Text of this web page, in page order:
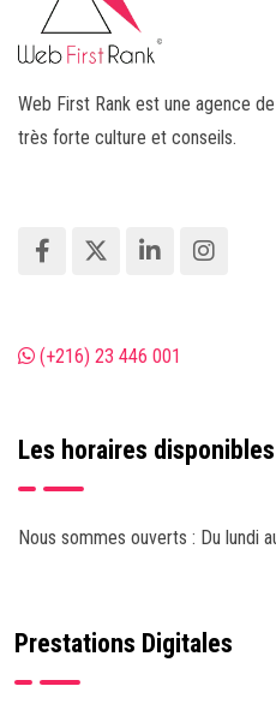
Web First Rank est une agence
très forte culture et conseils.
(+216) 23 446 001
Les horaires disponibles
Nous sommes ouverts : Du lundi
Prestations Digitales